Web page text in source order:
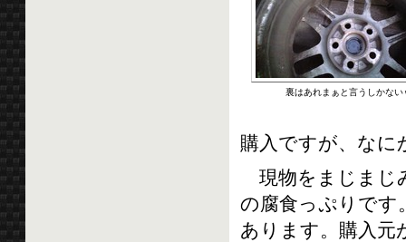
裏はあれまぁと言うしかない
購入ですが、なに
現物をまじまじ
の腐食っぷりです
あります。購入元